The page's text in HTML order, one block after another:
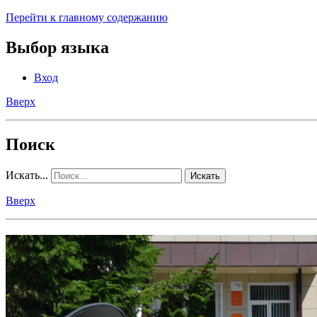
Перейти к главному содержанию
Выбор языка
Вход
Вверх
Поиск
Искать... Искать
Вверх